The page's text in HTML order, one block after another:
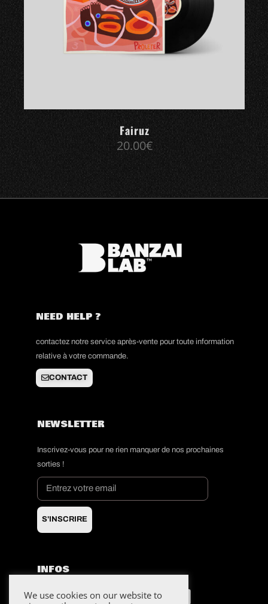
Fairuz
20.00€
NEED HELP ?
contactez notre service après-vente pour toute information
relative à votre commande.
CONTACT
NEWSLETTER
Inscrivez-vous pour ne rien manquer de nos prochaines
sorties !
S'INSCRIRE
INFOS
CGV
We use cookies on our website to